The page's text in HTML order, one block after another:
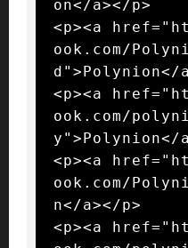
on</a></p>
<p><a
ook.com/
d">Polynion</
<p><a
ook.com/
y">Polynion</
<p><a
ook.com/
n</a></p>
<p><a